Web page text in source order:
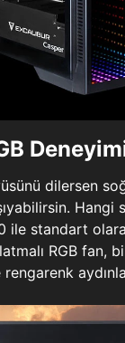
dilersen
Hangi
ile standart
RGB fan,